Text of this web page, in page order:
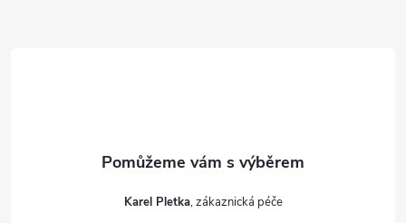
Karel Pletka